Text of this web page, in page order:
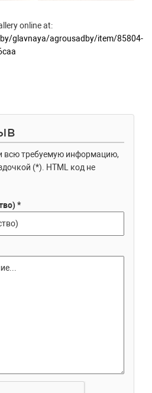
online at:
glavnaya/agrousadby/item/85804-
всю требуемую информацию,
(*). HTML код не
*